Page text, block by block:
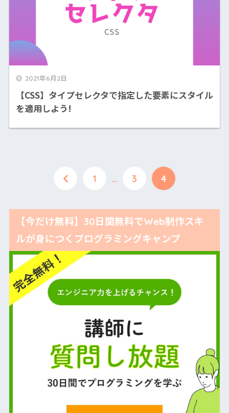
2021年6月2日
【CSS】タイプセレクタで指定した要素にスタイル
を適用しよう!
1 … 3 4
【今だけ無料】30日間無料でWeb制作スキ
ルが身につくプログラミングキャンプ